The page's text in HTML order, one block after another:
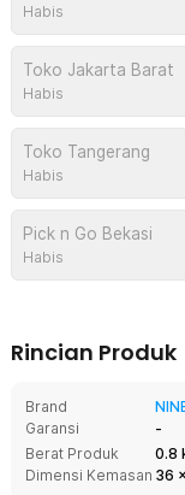
Habis
Toko Jakarta Barat
Habis
Toko Tangerang
Habis
Pick n Go Bekasi
Habis
Rincian Produk
Brand
Garansi
-
Berat Produk
0.8
Dimensi Kemasan 36 x